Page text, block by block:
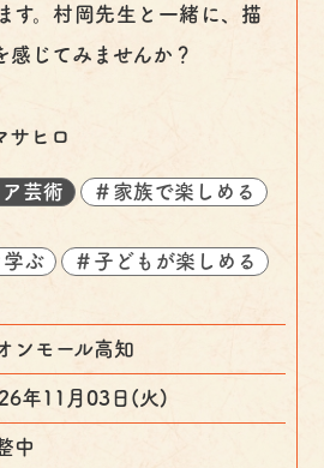
す。村岡先生と一緒に、描
感じてみませんか？
サヒロ
ア芸術 ＃家族で楽しめる
学ぶ ＃子どもが楽しめる
ンモール高知
年11月03日(火)
中